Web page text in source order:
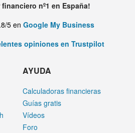
financiero nº1 en España!
5 en Google My Business
opiniones en Trustpilot
AYUDA
Calculadoras financieras
Guías gratis
Vídeos
Foro